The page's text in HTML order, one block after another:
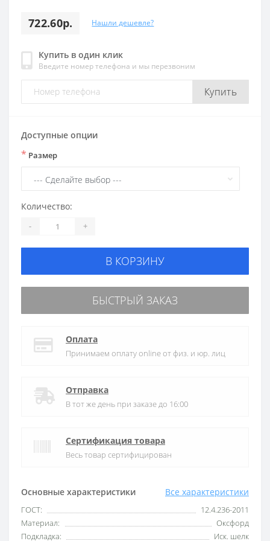
722.60р. Нашли дешевле?
Купить в один клик
Введите номер телефона и мы перезвоним
Купить
Основные характеристики Все характеристики
ГОСТ:
12.4.236-2011
Материал:
Оксфорд
Подкладка:
Иск. шелк
Доступные опции
* Размер
Количество:
- +
В КОРЗИНУ
БЫСТРЫЙ ЗАКАЗ
Оплата
Принимаем оплату online от физ. и юр. лиц
Отправка
В тот же день при заказе до 16:00
Сертификация товара
Весь товар сертифицирован